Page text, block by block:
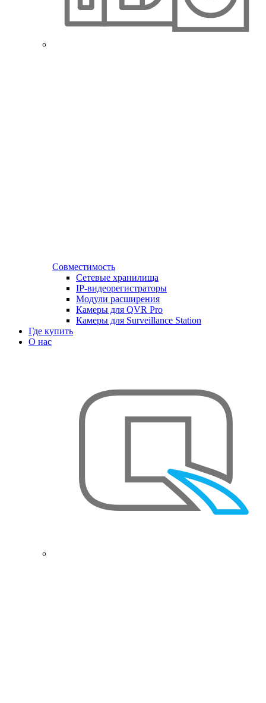
Совместимость
Сетевые хранилища
IP-видеорегистраторы
Модули расширения
Камеры для QVR Pro
Камеры для Surveillance Station
Где купить
О нас